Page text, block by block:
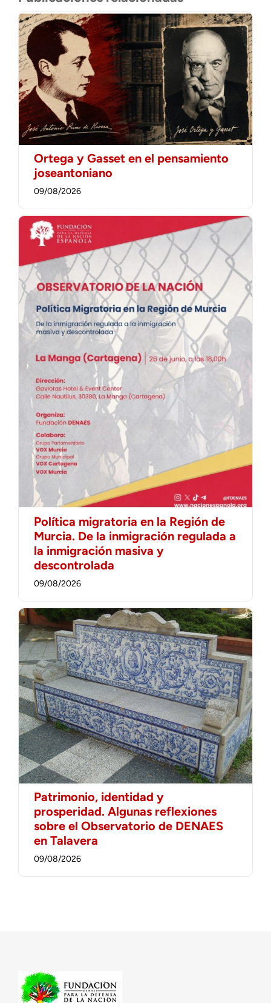
Ortega y Gasset en el pensamiento
joseantoniano
09/08/2026
Política migratoria en la Región de
Murcia. De la inmigración regulada a
la inmigración masiva y
descontrolada
09/08/2026
Patrimonio, identidad y
prosperidad. Algunas reflexiones
sobre el Observatorio de DENAES
en Talavera
09/08/2026